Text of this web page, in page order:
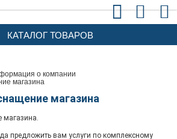
КАТАЛОГ ТОВАРОВ
о компании
магазина
магазина
магазина.
предложить вам услуги по комплексному